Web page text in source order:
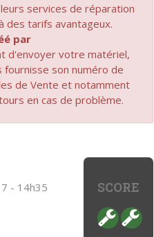
services de réparation
des tarifs avantageux.
par
d'envoyer votre matériel,
son numéro de
de Vente et notamment
en cas de problème.
SCORE
- 14h35